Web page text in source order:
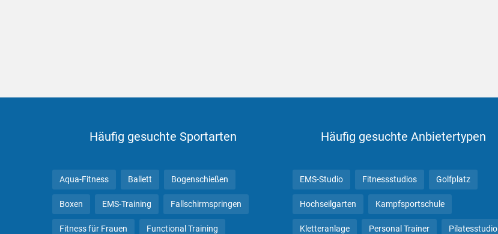
Häufig gesuchte Sportarten
Aqua-Fitness Ballett Bogenschießen
Boxen EMS-Training Fallschirmspringen
Fitness für Frauen Functional Training
Häufig gesuchte Anbietertypen
EMS-Studio Fitnessstudios Golfplatz
Hochseilgarten Kampfsportschule
Kletteranlage Personal Trainer Pilatesstudio